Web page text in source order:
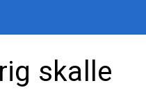
skalle